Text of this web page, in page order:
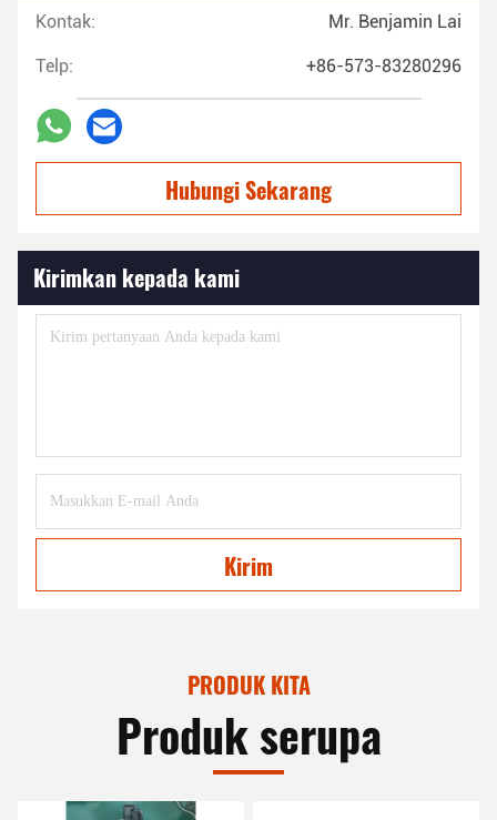
Kontak: Mr. Benjamin Lai
Telp: +86-573-83280296
Hubungi Sekarang
Kirimkan kepada kami
Kirim
PRODUK KITA
Produk serupa